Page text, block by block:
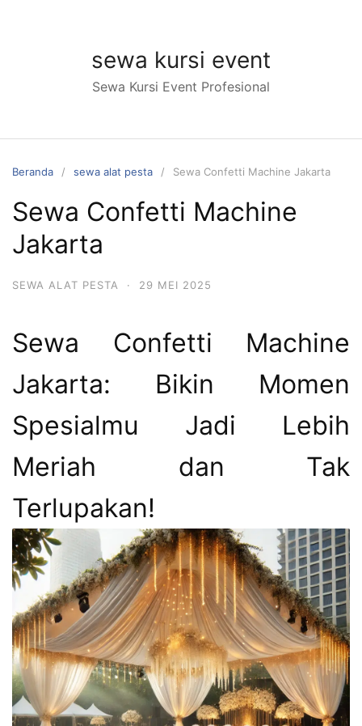
sewa kursi event
Sewa Kursi Event Profesional
Beranda sewa alat pesta Sewa Confetti Machine Jakarta
Sewa Confetti Machine
Jakarta
SEWA ALAT PESTA · 29 MEI 2025
Sewa Confetti Machine
Jakarta: Bikin Momen
Spesialmu Jadi Lebih
Meriah dan Tak
Terlupakan!